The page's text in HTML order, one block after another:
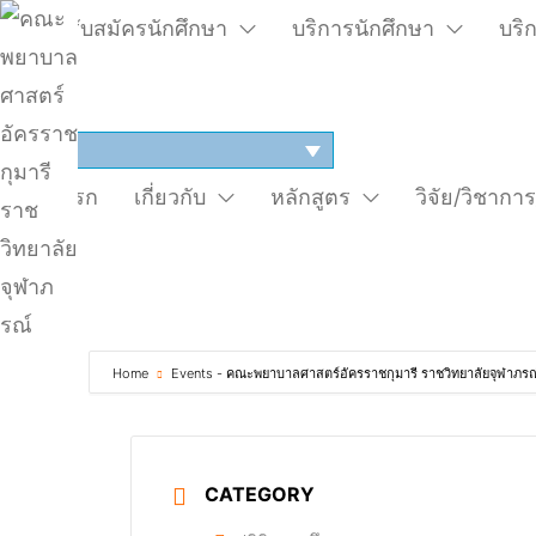
ระบบรับสมัครนักศึกษา บริการนักศึกษา บริ
หน้าแรก
เกี่ยวกับ หลักสูตร วิจัย/วิชากา
Home Events - คณะพยาบาลศาสตร์อัครราชกุมารี ราชวิทยาลัยจุฬาภร
CATEGORY